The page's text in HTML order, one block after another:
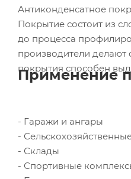
Антиконденсатное
Покрытие состоит из
до процесса
производители делают
покрытия способен
Применение
- Гаражи и ангары
-
- Склады
- Спортивные